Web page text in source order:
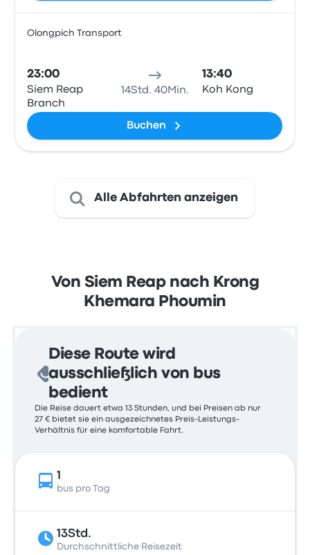
Olongpich Transport
23:00
Siem Reap
Branch
14Std. 40Min.
13:40
Koh Kong
Buchen
Alle Abfahrten anzeigen
Von Siem Reap nach Krong
Khemara Phoumin
Diese Route wird
ausschließlich von bus
bedient
Die Reise dauert etwa 13 Stunden, und bei Preisen ab nur
27 € bietet sie ein ausgezeichnetes Preis-Leistungs-
Verhältnis für eine komfortable Fahrt.
1
bus pro Tag
13Std.
Durchschnittliche Reisezeit